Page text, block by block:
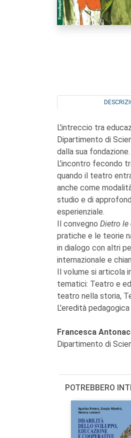
L'intreccio tra
Dipartimento di
dalla sua fondazione.
L'incontro fecondo
quando il teatro
anche come
studio e di
esperienziale.
Il convegno Dietro
pratiche e le teorie
in dialogo con altri
internazionale e
Il volume si articola
tematici: Teatro e
teatro nella storia,
L'eredità
Francesca
Dipartimento di
POTREBBERO